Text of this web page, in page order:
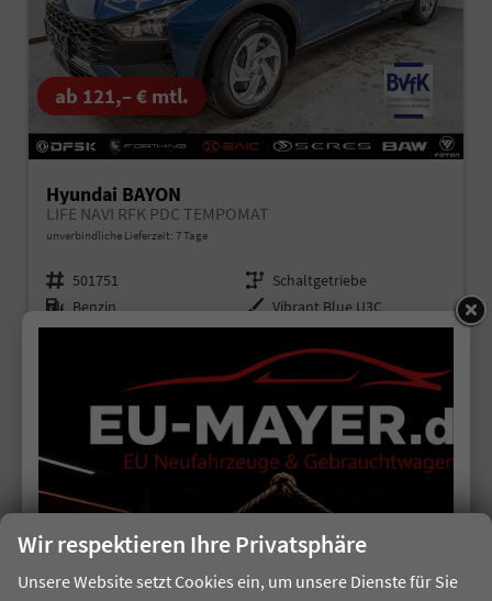
ab 121,– € mtl.
Hyundai BAYON
LIFE NAVI RFK PDC TEMPOMAT
unverbindliche Lieferzeit: 7 Tage
Fahrzeugnr. 501751 Getriebe Schaltgetriebe
Kraftstoff Benzin Außenfarbe Vibrant Blue U3C
Leistung 73 kW (100 PS) Kilometerstand10 km
19.350,– €
incl. 19% MwSt. Details
Verbrauch kombiniert:5,50 l/100km
CO -Klasse: D
CO2-Emissionen: 124,00 g/km
Wir respektieren Ihre Privatsphäre
Unsere Website setzt Cookies ein, um unsere Dienste für Sie